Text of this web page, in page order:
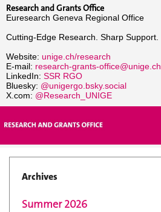
Research and Grants Office
Euresearch Geneva Regional Office
Cutting-Edge Research. Sharp Support.
Website: unige.ch/research
E-mail: research-grants-office@unige.ch
LinkedIn: SSR RGO
Bluesky: @unigergo.bsky.social‬
X.com: @Research_UNIGE
Archives
Summer 2026